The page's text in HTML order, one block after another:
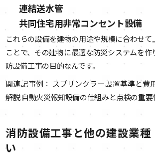
連結送水管
共同住宅用非常コンセント設備
これらの設備を建物の用途や規模に合わせて
ことで、その建物に最適な防災システムを
防設備工事の目的なんです。
関連記事例： スプリンクラー設置基準と費
解説 自動火災報知設備の仕組みと点検の重要
消防設備工事と他の建設業種
い